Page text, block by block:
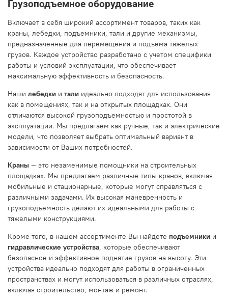
Грузоподъемное оборудование
Включает в себя широкий ассортимент товаров, таких как
краны, лебедки, подъемники, тали и другие механизмы,
предназначенные для перемещения и подъема тяжелых
грузов. Каждое устройство разработано с учетом специфики
работы и условий эксплуатации, что обеспечивает
максимальную эффективность и безопасность.
Наши лебедки и тали идеально подходят для использования
как в помещениях, так и на открытых площадках. Они
отличаются высокой грузоподъемностью и простотой в
эксплуатации. Мы предлагаем как ручные, так и электрические
модели, что позволяет выбрать оптимальный вариант в
зависимости от Ваших потребностей.
Краны — это незаменимые помощники на строительных
площадках. Мы предлагаем различные типы кранов, включая
мобильные и стационарные, которые могут справляться с
различными задачами. Их высокая маневренность и
грузоподъемность делают их идеальными для работы с
тяжелыми конструкциями.
Кроме того, в нашем ассортименте Вы найдете подъемники и
гидравлические устройства , которые обеспечивают
безопасное и эффективное поднятие грузов на высоту. Эти
устройства идеально подходят для работы в ограниченных
пространствах и могут использоваться в различных отраслях,
включая строительство, монтаж и ремонт.